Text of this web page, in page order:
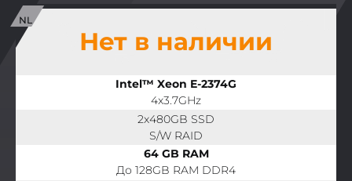
Нет в наличии
Intel™ Xeon E-2374G
4x3.7GHz
2x480GB SSD
S/W RAID
64 GB RAM
До 128GB RAM DDR4